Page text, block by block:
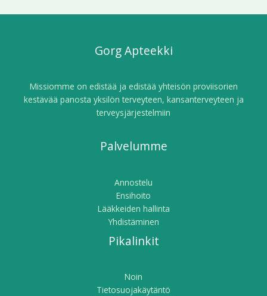
Gorg Apteekki
Missiomme on edistää ja edistää yhteisön proviisorien
kestävää panosta yksilön terveyteen, kansanterveyteen ja
terveysjärjestelmiin
Palvelumme
Annostelu
Ensihoito
Lääkkeiden hallinta
Yhdistäminen
Pikalinkit
Noin
Tietosuojakäytäntö